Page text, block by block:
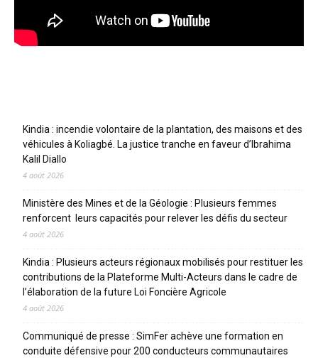
Kindia : incendie volontaire de la plantation, des maisons et des
véhicules à Koliagbé. La justice tranche en faveur d’Ibrahima
Kalil Diallo
4 août 2026
Ministère des Mines et de la Géologie : Plusieurs femmes
renforcent leurs capacités pour relever les défis du secteur
4 août 2026
Kindia : Plusieurs acteurs régionaux mobilisés pour restituer les
contributions de la Plateforme Multi-Acteurs dans le cadre de
l’élaboration de la future Loi Foncière Agricole
4 août 2026
Communiqué de presse : SimFer achève une formation en
conduite défensive pour 200 conducteurs communautaires